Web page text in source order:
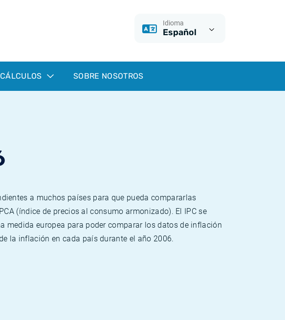
Idioma
Español
CÁLCULOS SOBRE NOSOTROS
a muchos países para que pueda compararlas
(índice de precios al consumo armonizado). El IPC se
medida europea para poder comparar los datos de inflación
la inflación en cada país durante el año 2006.